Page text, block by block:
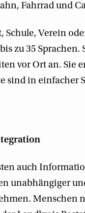
Fahrrad und
Schule, Verein
zu 35 Sprachen.
vor Ort an. Sie
sind in einfacher
auch
unabhängiger
Menschen